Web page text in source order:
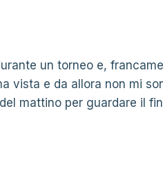
un torneo e,
vista e da allora non mi
mattino per guardare il